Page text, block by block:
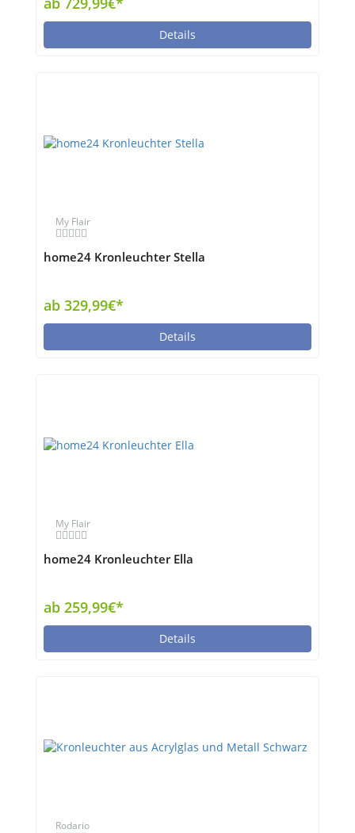
Details
My Flair
home24 Kronleuchter Stella
ab 329,99€*
Details
My Flair
home24 Kronleuchter Ella
ab 259,99€*
Details
Rodario